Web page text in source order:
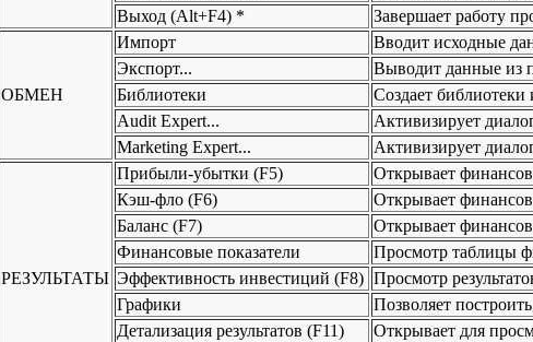
Выход (Alt+F4) *
Завершает работу
ОБМЕН
Импорт
Вводит исходные
Экспорт...
Выводит данные из
Библиотеки
Создает
Audit Expert...
Активизирует
Marketing Expert...
Активизирует
РЕЗУЛЬТАТЫ
Прибыли-убытки (F5)
Открывает
Кэш-фло (F6)
Открывает
Баланс (F7)
Открывает
Финансовые показатели
Просмотр таблицы
Эффективность инвестиций (F8) Просмотр
Графики
Позволяет
Детализация результатов (F11)
Открывает для